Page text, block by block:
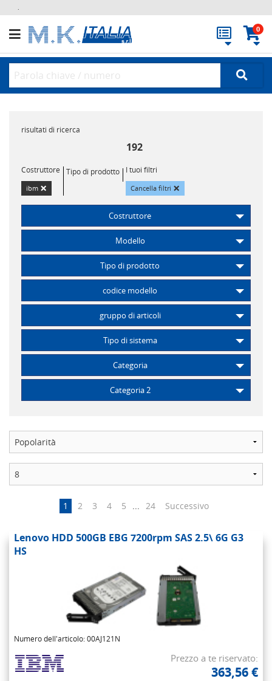
.
0
risultati di ricerca
192
Costruttore
ibm ×
Tipo di prodotto I tuoi filtri
Cancella filtri ×
Costruttore
Modello
Tipo di prodotto
codice modello
gruppo di articoli
Tipo di sistema
Categoria
Categoria 2
1 2 3 4 5 ... 24 Successivo
Lenovo HDD 500GB EBG 7200rpm SAS 2.5\ 6G G3
HS
Numero dell'articolo: 00AJ121N
Prezzo a te riservato:
363,56 €